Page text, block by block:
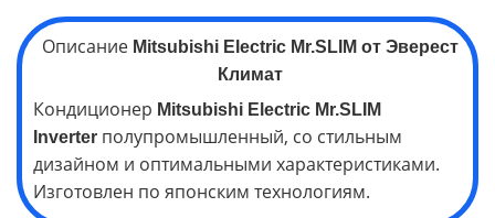
Описание Mitsubishi Electric Mr.SLIM от Эверест
Климат
Кондиционер Mitsubishi Electric Mr.SLIM
Inverter полупромышленный, со стильным
дизайном и оптимальными характеристиками.
Изготовлен по японским технологиям.